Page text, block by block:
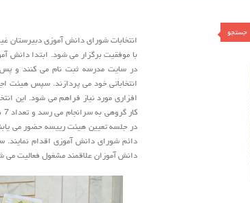
انتخابات شورای دانش آموزی دبیرستان
با موفقیت برگزار می شود. ابتدا دانش
در سایت مدرسه ثبت نام می کنند و پس
انتخاباتی خود می پردازند. سپس هیئت
افزاری مورد نیاز فراهم می شود. این
دانش آموزان علاقمند مشغول فعالیت می
جستجو